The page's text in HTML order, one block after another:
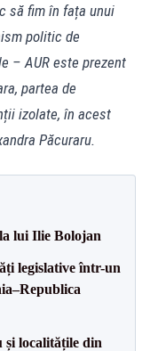
să fim în fața unui
politic de
– AUR este prezent
partea de
izolate, în acest
Păcuraru.
lui Ilie Bolojan
legislative într-un
și localitățile din